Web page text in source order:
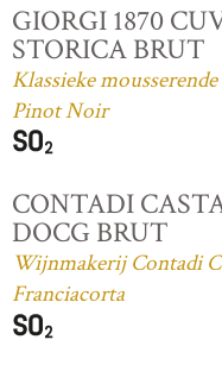
GIORGI 1870
STORICA BRUT
Klassieke
Pinot Noir
CONTADI
DOCG BRUT
Wijnmakerij Contadi
Franciacorta